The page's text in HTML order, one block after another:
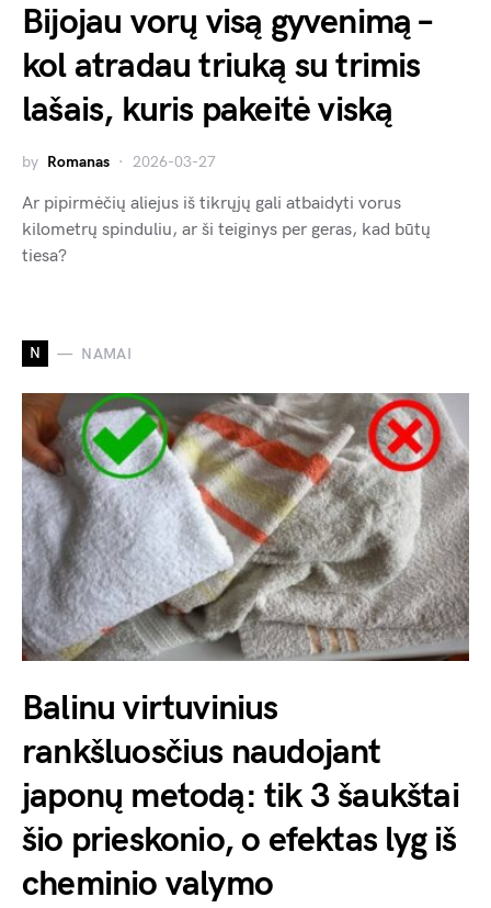
Bijojau vorų visą gyvenimą –
kol atradau triuką su trimis
lašais, kuris pakeitė viską
by Romanas 2026-03-27
Ar pipirmėčių aliejus iš tikrųjų gali atbaidyti vorus
kilometrų spinduliu, ar ši teiginys per geras, kad būtų
tiesa?
N NAMAI
Balinu virtuvinius
rankšluosčius naudojant
japonų metodą: tik 3 šaukštai
šio prieskonio, o efektas lyg iš
cheminio valymo